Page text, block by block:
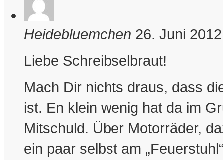
Heidebluemchen 26. Juni 2012
Liebe Schreibselbraut!
Mach Dir nichts draus, dass
ist. En klein wenig hat da im
Mitschuld. Über Motorräder,
ein paar selbst am